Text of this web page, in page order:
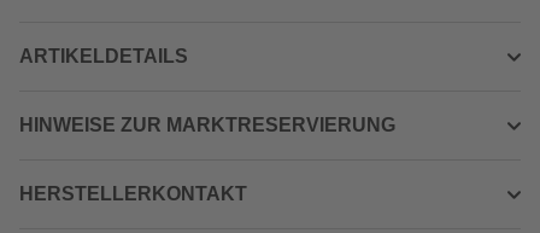
ARTIKELDETAILS
HINWEISE ZUR MARKTRESERVIERUNG
HERSTELLERKONTAKT